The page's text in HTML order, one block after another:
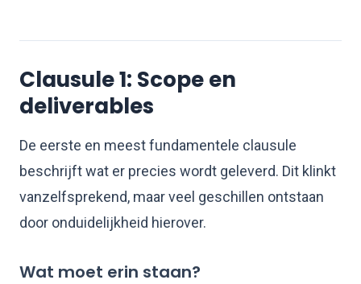
Clausule 1: Scope en
deliverables
De eerste en meest fundamentele clausule
beschrijft wat er precies wordt geleverd. Dit klinkt
vanzelfsprekend, maar veel geschillen ontstaan
door onduidelijkheid hierover.
Wat moet erin staan?